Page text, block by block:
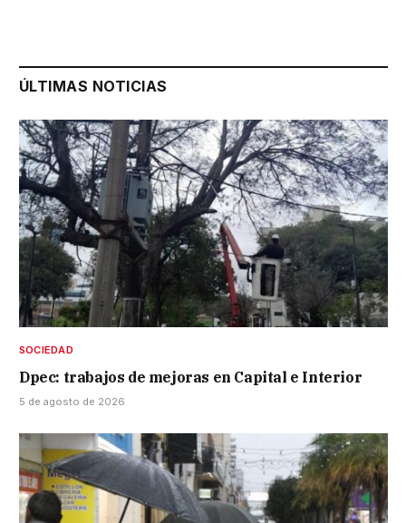
ÚLTIMAS NOTICIAS
SOCIEDAD
Dpec: trabajos de mejoras en Capital e Interior
5 de agosto de 2026